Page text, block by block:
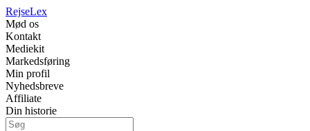
RejseLex
Mød os
Kontakt
Mediekit
Markedsføring
Min profil
Nyhedsbreve
Affiliate
Din historie